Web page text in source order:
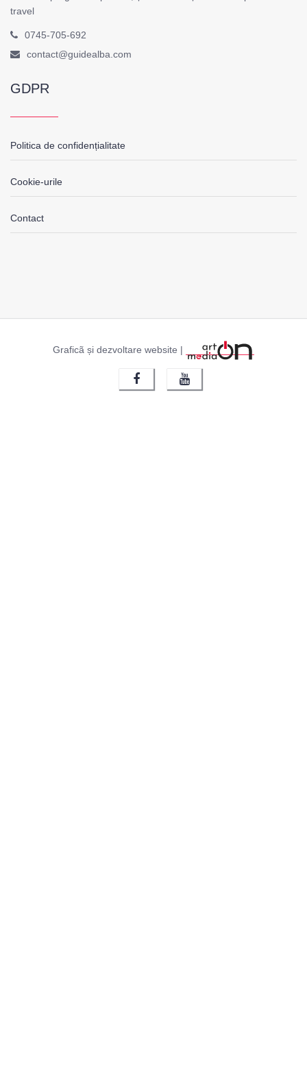
travel
0745-705-692
contact@guidealba.com
GDPR
Politica de confidențialitate
Cookie-urile
Contact
Graficã și dezvoltare website |